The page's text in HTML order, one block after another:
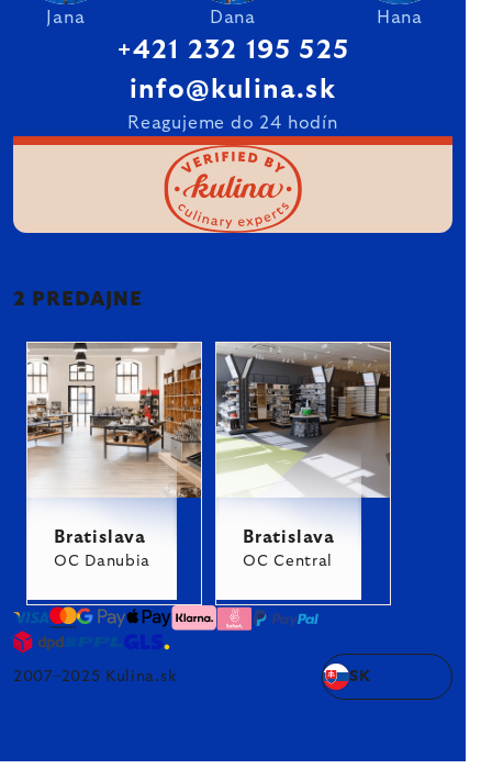
Jana Dana Hana
+421 232 195 525
info@kulina.sk
Reagujeme do 24 hodín
2 PREDAJNE
Bratislava
OC Danubia
Bratislava
OC Central
2007–2025 Kulina.sk SK